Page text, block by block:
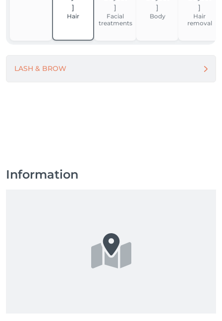
Hair
Facial
treatments
Body
Hair
removal
LASH & BROW
Information